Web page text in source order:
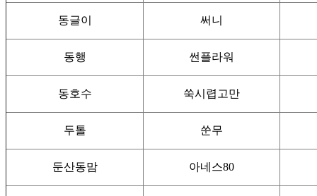
동글이 써니
동행 썬플라워
동호수 쑥시렵고만
두톨 쑨무
둔산동맘 아네스80